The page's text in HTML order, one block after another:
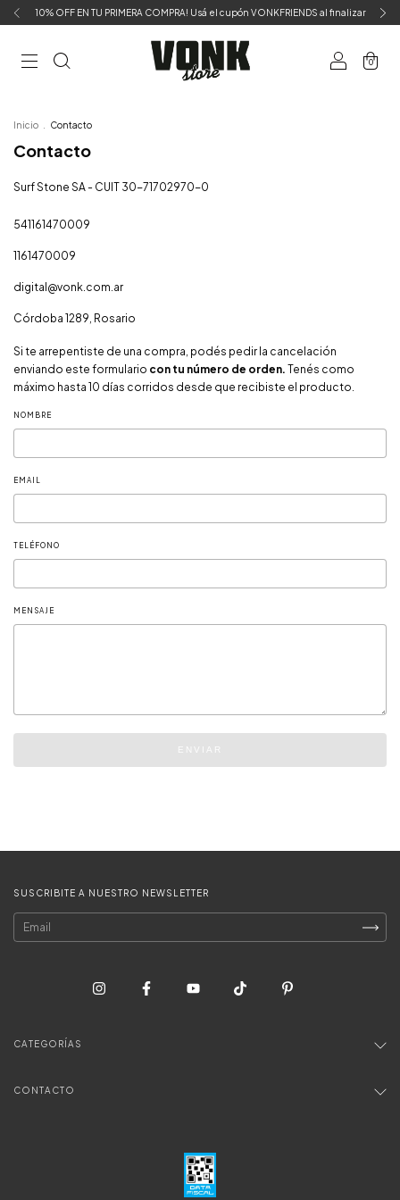
10% OFF EN TU PRIMERA COMPRA! Usá el cupón VONKFRIENDS al finalizar
0
Inicio Contacto
Contacto
Surf Stone SA - CUIT 30-71702970-0
541161470009
1161470009
digital@vonk.com.ar
Córdoba 1289, Rosario
Si te arrepentiste de una compra, podés pedir la cancelación
enviando este formulario con tu número de orden. Tenés como
máximo hasta 10 días corridos desde que recibiste el producto.
NOMBRE
EMAIL
TELÉFONO
MENSAJE
ENVIAR
SUSCRIBITE A NUESTRO NEWSLETTER
CATEGORÍAS
CONTACTO